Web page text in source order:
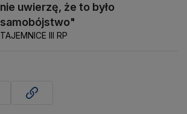
nie uwierzę, że to było
samobójstwo"
TAJEMNICE III RP